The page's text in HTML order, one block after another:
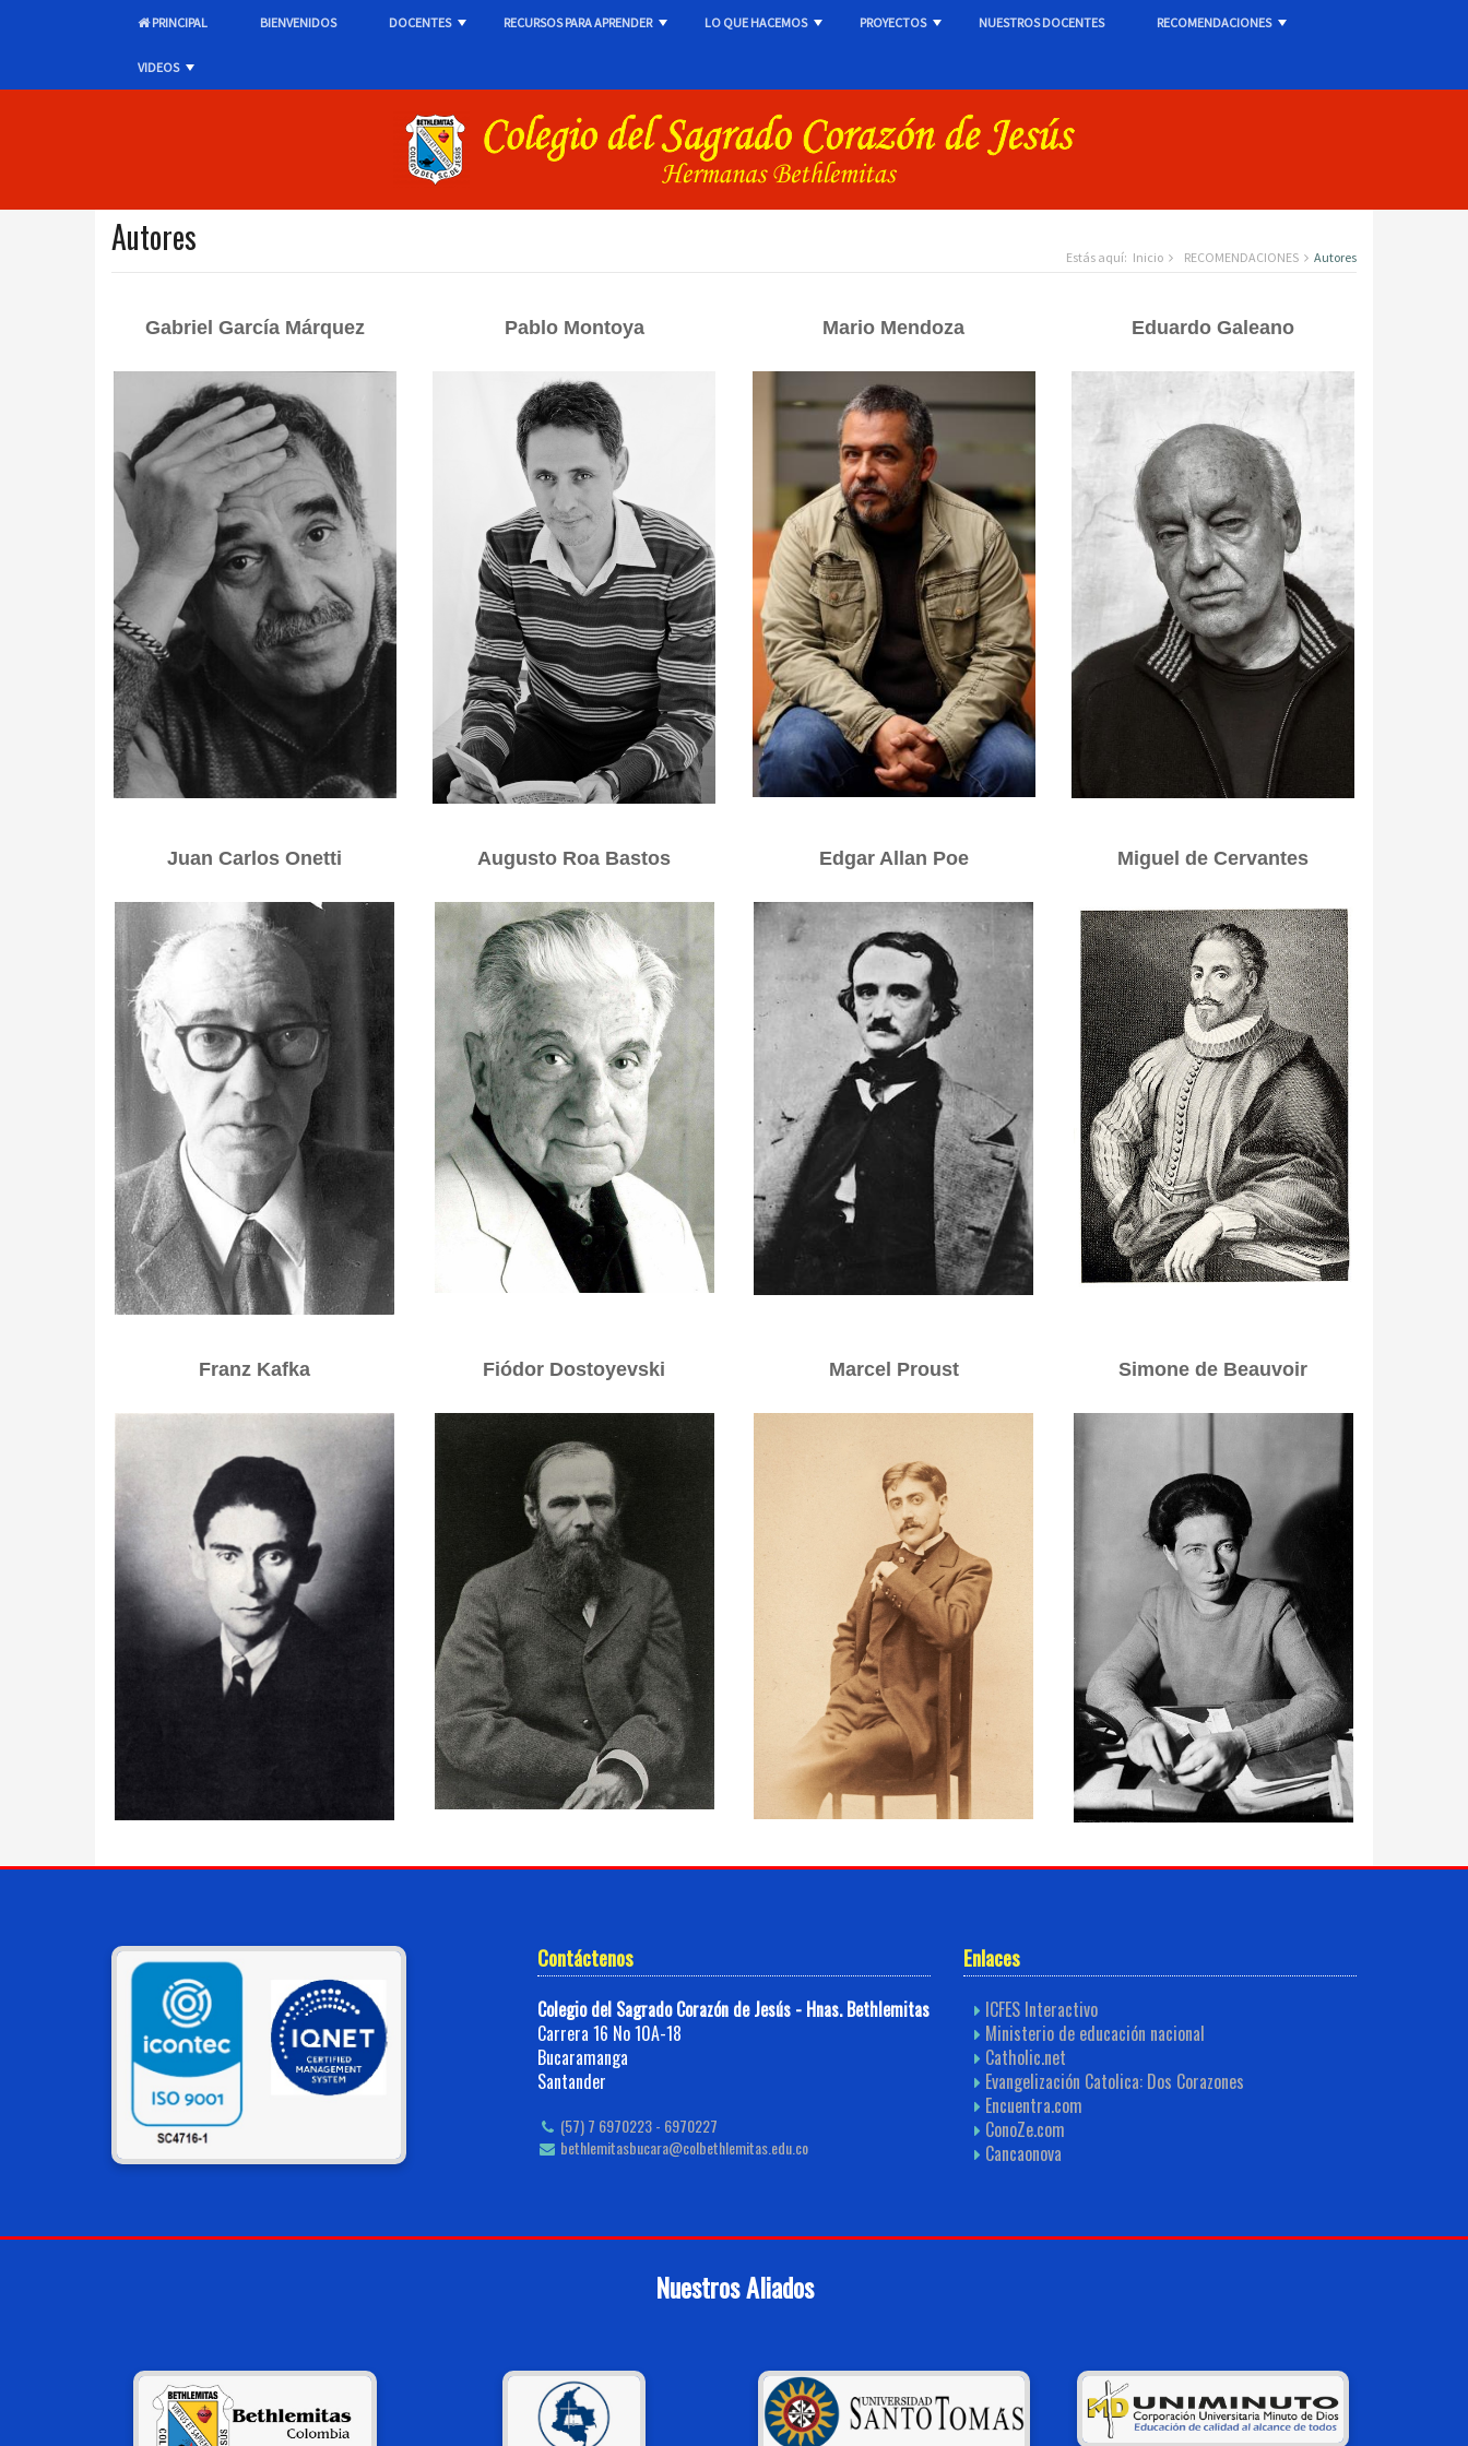
PRINCIPAL BIENVENIDOS DOCENTES RECURSOS PARA APRENDER LO QUE HACEMOS PROYECTOS NUESTROS DOCENTES RECOMENDACIONES
+
VIDEOS
Autores Estás aquí: Inicio RECOMENDACIONES Autores
Gabriel García Márquez Pablo Montoya Mario Mendoza Eduardo Galeano
Juan Carlos Onetti Augusto Roa Bastos Edgar Allan Poe Miguel de Cervantes
Franz Kafka Fiódor Dostoyevski Marcel Proust Simone de Beauvoir
Contáctenos
Colegio del Sagrado Corazón de Jesús - Hnas. Bethlemitas
Carrera 16 No 10A-18
Bucaramanga
Santander
(57) 7 6970223 - 6970227
bethlemitasbucara@colbethlemitas.edu.co
Enlaces
ICFES Interactivo
Ministerio de educación nacional
Catholic.net
Evangelización Catolica: Dos Corazones
Encuentra.com
ConoZe.com
Cancaonova
Nuestros Aliados